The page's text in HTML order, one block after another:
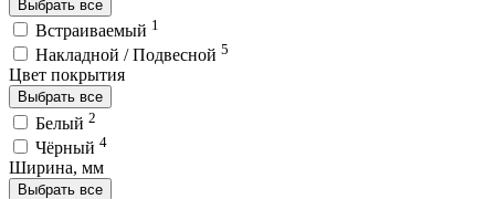
Выбрать все
Встраиваемый 1
Накладной / Подвесной 5
Цвет покрытия
Выбрать все
Белый 2
Чёрный 4
Ширина, мм
Выбрать все